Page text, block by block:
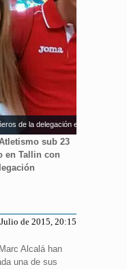
de la delegación española en
sub 23
en Tallin con
de 2015, 20:15
Alcalá han
una de sus